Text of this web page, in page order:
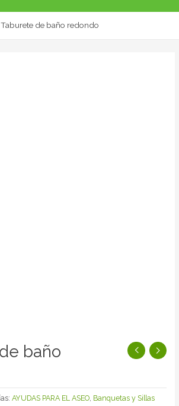
Taburete de baño redondo
baño
AYUDAS PARA EL ASEO, Banquetas y Sillas